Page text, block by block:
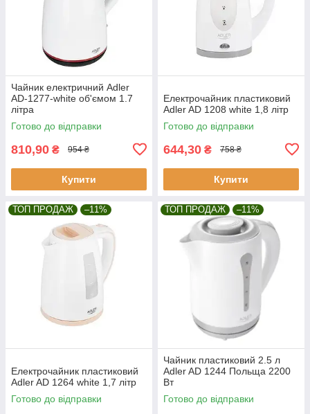
Чайник електричний Adler
AD-1277-white об'ємом 1.7
літра
Готово до відправки
810,90 ₴ 954 ₴
Купити
Електрочайник пластиковий
Adler AD 1208 white 1,8 літр
Готово до відправки
644,30 ₴ 758 ₴
Купити
ТОП ПРОДАЖ –11%
Електрочайник пластиковий
Adler AD 1264 white 1,7 літр
Готово до відправки
ТОП ПРОДАЖ –11%
Чайник пластиковий 2.5 л
Adler AD 1244 Польща 2200
Вт
Готово до відправки